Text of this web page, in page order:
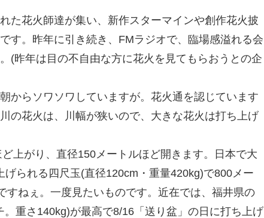
た花火師達が集い、新作スターマインや創作花火披
す。昨年に引き続き、FMラジオで、臨場感溢れる会
(昨年は目の不自由な方に花火を見てもらおうとの企
からソワソワしていますが。花火通を認じています
の花火は、川幅が狭いので、大きな花火は打ち上げ
上がり、直径150メートルほど開きます。日本で大
られる四尺玉(直径120cm・重量420kg)で800メー
すねぇ。一度見たいものです。近在では、福井県の
重さ140kg)が最高で8/16「送り盆」の日に打ち上げ